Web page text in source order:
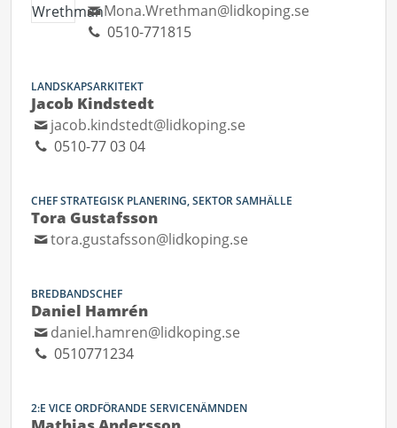
Mona.Wrethman@lidkoping.se
0510-771815
LANDSKAPSARKITEKT
Jacob Kindstedt
jacob.kindstedt@lidkoping.se
0510-77 03 04
CHEF STRATEGISK PLANERING, SEKTOR SAMHÄLLE
Tora Gustafsson
tora.gustafsson@lidkoping.se
BREDBANDSCHEF
Daniel Hamrén
daniel.hamren@lidkoping.se
0510771234
2:E VICE ORDFÖRANDE SERVICENÄMNDEN